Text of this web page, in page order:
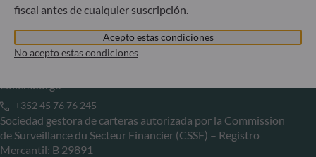
ODDO BHF Asset Management LUX
6, rue Gabriel Lippmann
+352 45 76 76 245
Sociedad gestora de carteras autorizada por la Commission
de Surveillance du Secteur Financier (CSSF) – Registro
Mercantil: B 29891
fiscal antes de cualquier suscripción.
Acepto estas condiciones
No acepto estas condiciones